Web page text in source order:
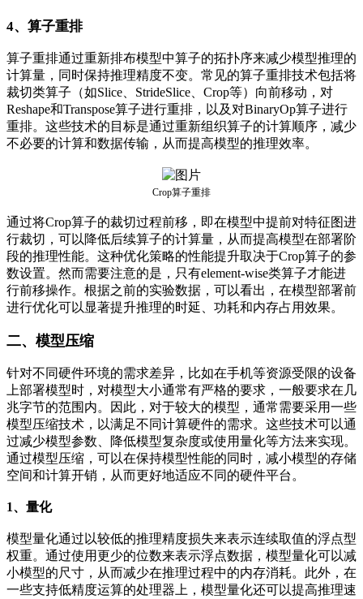
4、算子重排
算子重排通过重新排布模型中算子的拓扑序来减少模型推理的
计算量，同时保持推理精度不变。常见的算子重排技术包括将
裁切类算子（如Slice、StrideSlice、Crop等）向前移动，对
Reshape和Transpose算子进行重排，以及对BinaryOp算子进行
重排。这些技术的目标是通过重新组织算子的计算顺序，减少
不必要的计算和数据传输，从而提高模型的推理效率。
Crop算子重排
通过将Crop算子的裁切过程前移，即在模型中提前对特征图进
行裁切，可以降低后续算子的计算量，从而提高模型在部署阶
段的推理性能。这种优化策略的性能提升取决于Crop算子的参
数设置。然而需要注意的是，只有element-wise类算子才能进
行前移操作。根据之前的实验数据，可以看出，在模型部署前
进行优化可以显著提升推理的时延、功耗和内存占用效果。
二、模型压缩
针对不同硬件环境的需求差异，比如在手机等资源受限的设备
上部署模型时，对模型大小通常有严格的要求，一般要求在几
兆字节的范围内。因此，对于较大的模型，通常需要采用一些
模型压缩技术，以满足不同计算硬件的需求。这些技术可以通
过减少模型参数、降低模型复杂度或使用量化等方法来实现。
通过模型压缩，可以在保持模型性能的同时，减小模型的存储
空间和计算开销，从而更好地适应不同的硬件平台。
1、量化
模型量化通过以较低的推理精度损失来表示连续取值的浮点型
权重。通过使用更少的位数来表示浮点数据，模型量化可以减
小模型的尺寸，从而减少在推理过程中的内存消耗。此外，在
一些支持低精度运算的处理器上，模型量化还可以提高推理速